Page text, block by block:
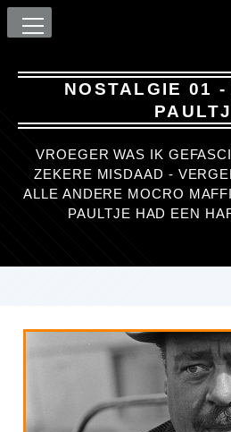
NOSTALGIE 01 -
VROEGER WAS IK
ZEKERE MISDAAD -
ALLE ANDERE MOCRO
PAULTJE HAD EEN